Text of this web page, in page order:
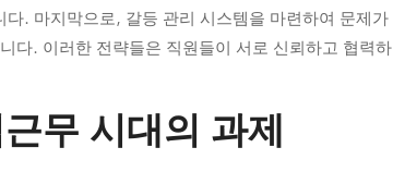
. 마지막으로, 갈등 관리 시스템을 마련하여 문제가
다. 이러한 전략들은 직원들이 서로 신뢰하고 협력하
무 시대의 과제